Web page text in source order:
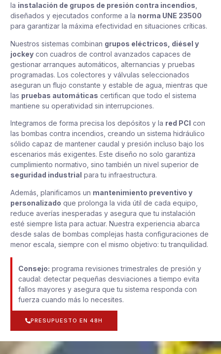
la instalación de grupos de presión contra incendios,
diseñados y ejecutados conforme a la norma UNE 23500
para garantizar la máxima efectividad en situaciones críticas.
Nuestros sistemas combinan grupos eléctricos, diésel y
jockey con cuadros de control avanzados capaces de
gestionar arranques automáticos, alternancias y pruebas
programadas. Los colectores y válvulas seleccionados
aseguran un flujo constante y estable de agua, mientras que
las pruebas automáticas certifican que todo el sistema
mantiene su operatividad sin interrupciones.
Integramos de forma precisa los depósitos y la red PCI con
las bombas contra incendios, creando un sistema hidráulico
sólido capaz de mantener caudal y presión incluso bajo los
escenarios más exigentes. Este diseño no solo garantiza
cumplimiento normativo, sino también un nivel superior de
seguridad industrial para tu infraestructura.
Además, planificamos un mantenimiento preventivo y
personalizado que prolonga la vida útil de cada equipo,
reduce averías inesperadas y asegura que tu instalación
esté siempre lista para actuar. Nuestra experiencia abarca
desde salas de bombas complejas hasta configuraciones de
menor escala, siempre con el mismo objetivo: tu tranquilidad.
Consejo: programa revisiones trimestrales de presión y
caudal: detectar pequeñas desviaciones a tiempo evita
fallos mayores y asegura que tu sistema responda con
fuerza cuando más lo necesites.
PRESUPUESTO EN 48H